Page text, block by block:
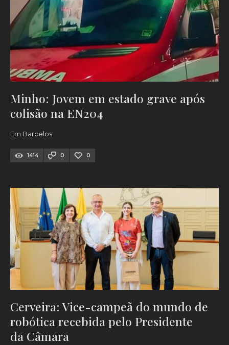
Minho: Jovem em estado grave após
colisão na EN204
Em Barcelos.
1414 0 0
Cerveira: Vice-campeã do mundo de
robótica recebida pelo Presidente
da Câmara